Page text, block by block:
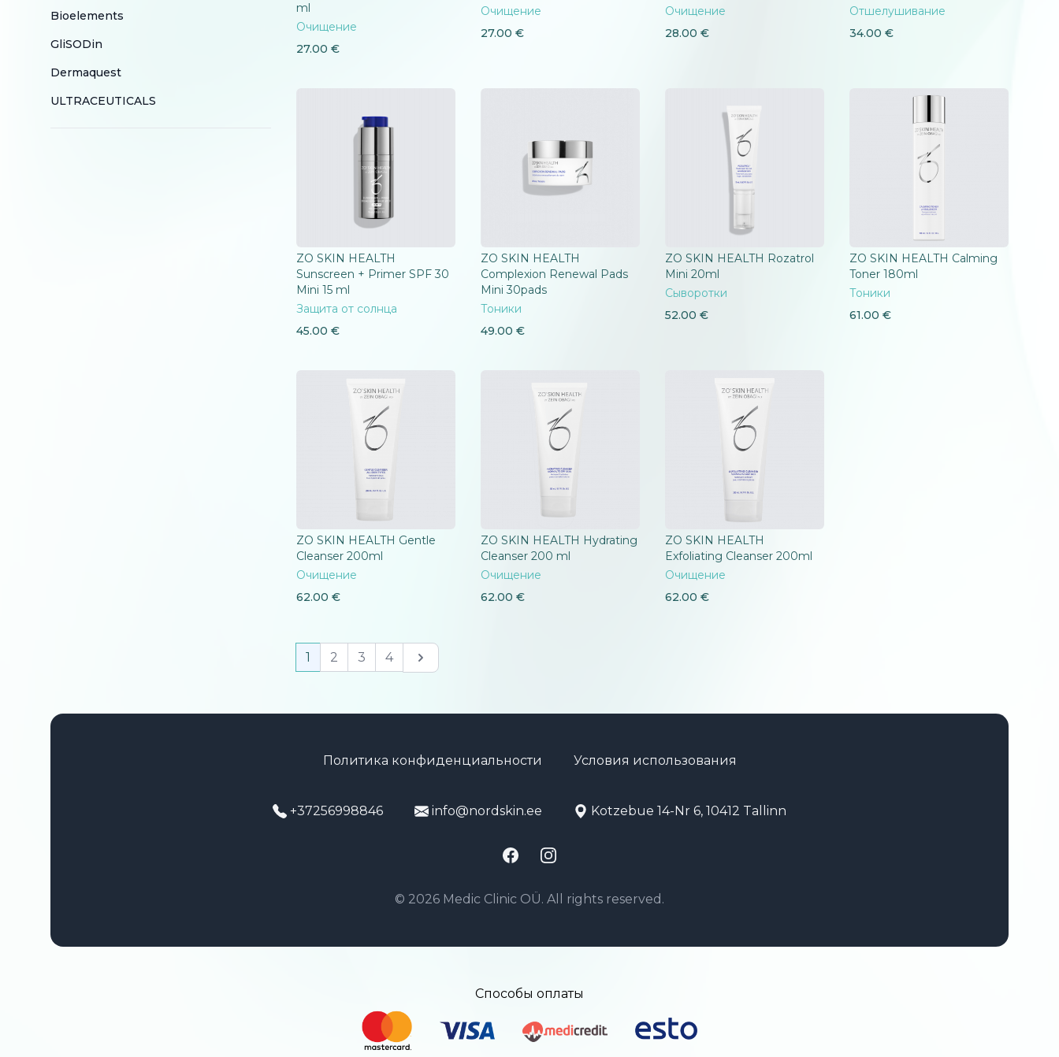
Bioelements
GliSODin
Dermaquest
ULTRACEUTICALS
ml
Очищение
27.00 €
Очищение
27.00 €
Очищение
28.00 €
Отшелушивание
34.00 €
ZO SKIN HEALTH
Sunscreen + Primer SPF 30
Mini 15 ml
Защита от солнца
45.00 €
ZO SKIN HEALTH
Complexion Renewal Pads
Mini 30pads
Тоники
49.00 €
ZO SKIN HEALTH Rozatrol
Mini 20ml
Сыворотки
52.00 €
ZO SKIN HEALTH Calming
Toner 180ml
Тоники
61.00 €
ZO SKIN HEALTH Gentle
Cleanser 200ml
Очищение
62.00 €
ZO SKIN HEALTH Hydrating
Cleanser 200 ml
Очищение
62.00 €
ZO SKIN HEALTH
Exfoliating Cleanser 200ml
Очищение
62.00 €
1 2 3 4 Next
Политика конфиденциальности Условия использования
+37256998846 info@nordskin.ee Kotzebue 14-Nr 6, 10412 Tallinn
FacebookInstagram
© 2026 Medic Clinic OÜ. All rights reserved.
Способы оплаты